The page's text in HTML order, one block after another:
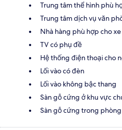
Trung tâm thể hình phù
Trung tâm dịch vụ văn
Nhà hàng phù hợp cho
TV có phụ đề
Hệ thống điện thoại cho
Lối vào có đèn
Lối vào không bậc thang
Sàn gỗ cứng ở khu vực
Sàn gỗ cứng trong phòng